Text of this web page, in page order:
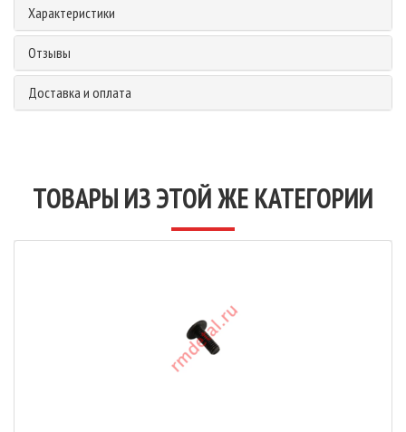
Характеристики
Отзывы
Доставка и оплата
ТОВАРЫ ИЗ ЭТОЙ ЖЕ КАТЕГОРИИ